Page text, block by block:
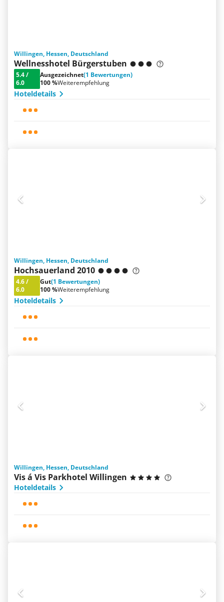
Willingen, Hessen, Deutschland
Wellnesshotel Bürgerstuben
5.4/
6.0
Ausgezeichnet(1 Bewertungen)
100 %Weiterempfehlung
Hoteldetails
Willingen, Hessen, Deutschland
Hochsauerland 2010
4.6/
6.0
Gut(1 Bewertungen)
100 %Weiterempfehlung
Hoteldetails
Willingen, Hessen, Deutschland
Vis á Vis Parkhotel Willingen
Hoteldetails